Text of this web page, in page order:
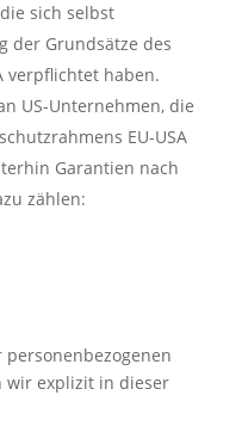
sich selbst
der Grundsätze des
verpflichtet haben.
US-Unternehmen, die
EU-USA
Garantien nach
zählen:
wir explizit in dieser